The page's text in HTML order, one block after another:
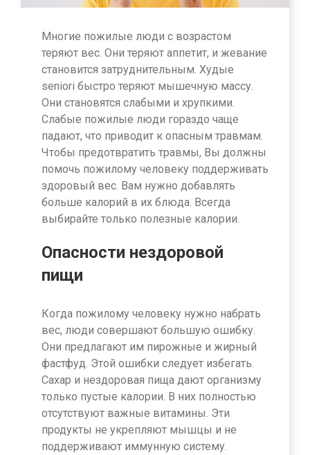
Многие пожилые люди с возрастом
теряют вес. Они теряют аппетит, и жевание
становится затруднительным. Худые
seniori быстро теряют мышечную массу.
Они становятся слабыми и хрупкими.
Слабые пожилые люди гораздо чаще
падают, что приводит к опасным травмам.
Чтобы предотвратить травмы, Вы должны
помочь пожилому человеку поддерживать
здоровый вес. Вам нужно добавлять
больше калорий в их блюда. Всегда
выбирайте только полезные калории.
Опасности нездоровой
пищи
Когда пожилому человеку нужно набрать
вес, люди совершают большую ошибку.
Они предлагают им пирожные и жирный
фастфуд. Этой ошибки следует избегать.
Сахар и нездоровая пища дают организму
только пустые калории. В них полностью
отсутствуют важные витамины. Эти
продукты не укрепляют мышцы и не
поддерживают иммунную систему.